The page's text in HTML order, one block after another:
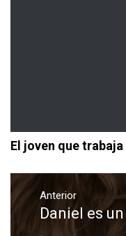
El joven que
Navegación
de
entradas
Anterior
Entrada
anterior:
Daniel es